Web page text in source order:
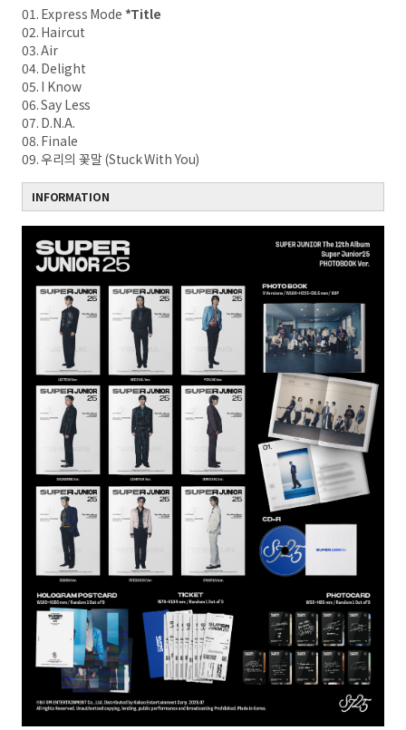
01. Express Mode *Title
02. Haircut
03. Air
04. Delight
05. I Know
06. Say Less
07. D.N.A.
08. Finale
09. 우리의 꽃말 (Stuck With You)
INFORMATION